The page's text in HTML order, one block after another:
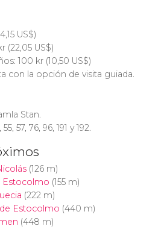
US$)
(22,05 US$)
100 kr(10,50 US$)
con la opción de visita guiada.
Stan.
57, 76, 96, 191 y 192.
(126 m)
Estocolmo (155 m)
(222 m)
Estocolmo (440 m)
(448 m)